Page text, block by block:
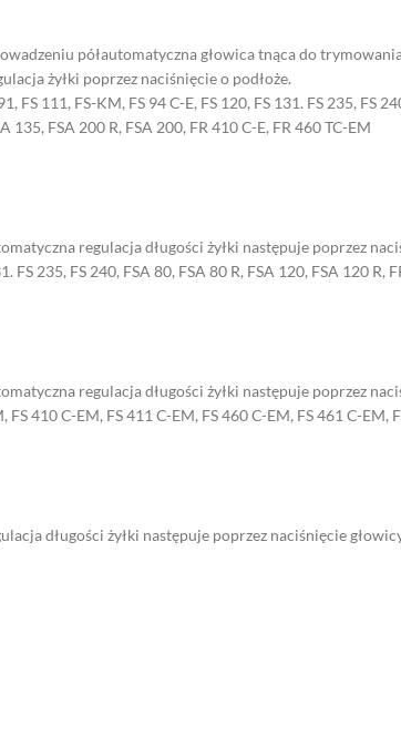
półautomatyczna głowica tnąca do
żyłki poprzez naciśnięcie o podłoże.
FS 111, FS-KM, FS 94 C-E, FS 120, FS 131. FS 235, FS
135, FSA 200 R, FSA 200, FR 410 C-E, FR 460 TC-EM
regulacja długości żyłki następuje poprzez
FS 235, FS 240, FSA 80, FSA 80 R, FSA 120, FSA 120 R,
regulacja długości żyłki następuje poprzez
FS 410 C-EM, FS 411 C-EM, FS 460 C-EM, FS 461 C-EM,
długości żyłki następuje poprzez naciśnięcie